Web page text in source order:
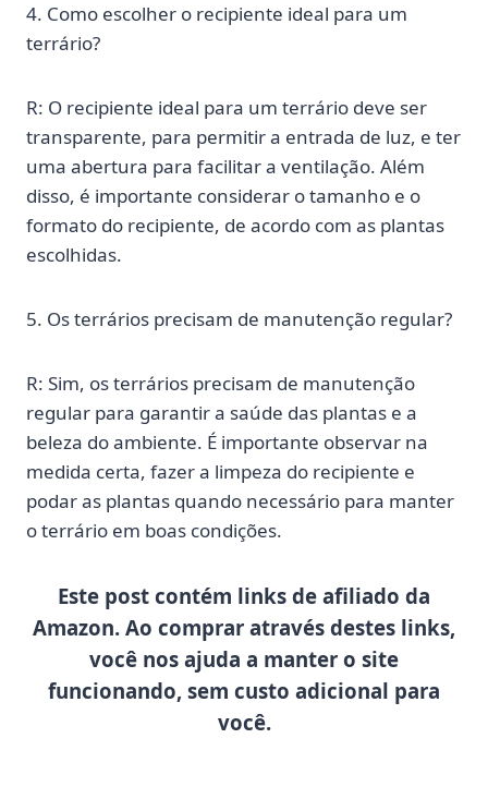
4. Como escolher o recipiente ideal para um
terrário?
R: O recipiente ideal para um terrário deve ser
transparente, para permitir a entrada de luz, e ter
uma abertura para facilitar a ventilação. Além
disso, é importante considerar o tamanho e o
formato do recipiente, de acordo com as plantas
escolhidas.
5. Os terrários precisam de manutenção regular?
R: Sim, os terrários precisam de manutenção
regular para garantir a saúde das plantas e a
beleza do ambiente. É importante observar na
medida certa, fazer a limpeza do recipiente e
podar as plantas quando necessário para manter
o terrário em boas condições.
Este post contém links de afiliado da
Amazon. Ao comprar através destes links,
você nos ajuda a manter o site
funcionando, sem custo adicional para
você.